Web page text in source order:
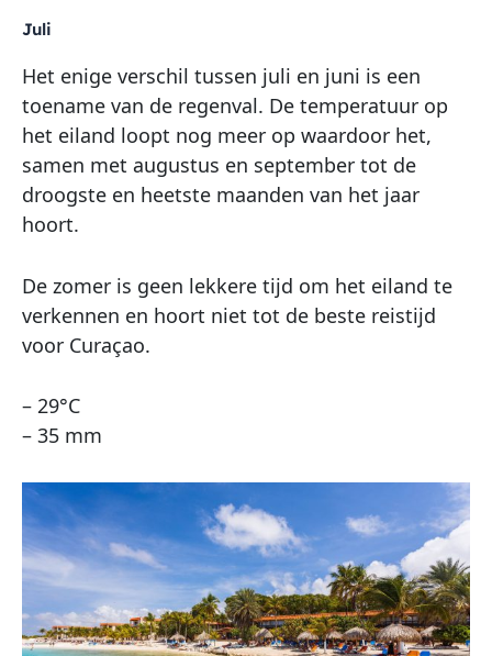
Juli
Het enige verschil tussen juli en juni is een
toename van de regenval. De temperatuur op
het eiland loopt nog meer op waardoor het,
samen met augustus en september tot de
droogste en heetste maanden van het jaar
hoort.
De zomer is geen lekkere tijd om het eiland te
verkennen en hoort niet tot de beste reistijd
voor Curaçao.
– 29°C
– 35 mm